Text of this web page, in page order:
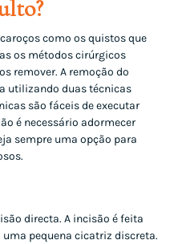
como os quistos que
os métodos cirúrgicos
remover. A remoção do
utilizando duas técnicas
são fáceis de executar
é necessário adormecer
sempre uma opção para
directa. A incisão é feita
uma pequena cicatriz discreta.